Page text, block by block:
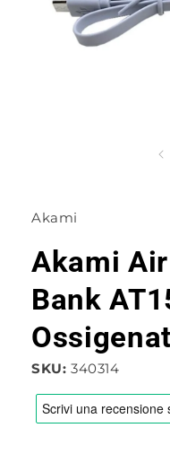
Akami
Akami
Bank
SKU: 340314